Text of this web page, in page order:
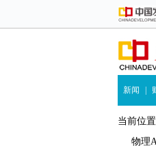
新闻
当前位置
物理